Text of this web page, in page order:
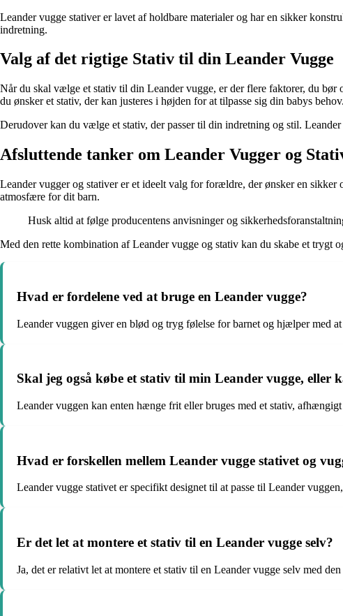
Leander vugge stativer er lavet af holdbare materialer og har en sikker
indretning.
Valg af det rigtige Stativ til din Leander Vugge
Når du skal vælge et stativ til din Leander vugge, er der flere faktorer, du
du ønsker et stativ, der kan justeres i højden for at tilpasse sig din babys behov.
Derudover kan du vælge et stativ, der passer til din indretning og stil.
Afsluttende tanker om Leander Vugger og
Leander vugger og stativer er et ideelt valg for forældre, der ønsker en
atmosfære for dit barn.
Husk altid at følge producentens anvisninger og
Med den rette kombination af Leander vugge og stativ kan du skabe et trygt
Hvad er fordelene ved at bruge en Leander vugge?
Leander vuggen giver en blød og tryg følelse for barnet og hjælper med
Skal jeg også købe et stativ til min Leander vugge, eller
Leander vuggen kan enten hænge frit eller bruges med et stativ,
Hvad er forskellen mellem Leander vugge stativet og
Leander vugge stativet er specifikt designet til at passe til Leander
Er det let at montere et stativ til en Leander vugge selv?
Ja, det er relativt let at montere et stativ til en Leander vugge selv med